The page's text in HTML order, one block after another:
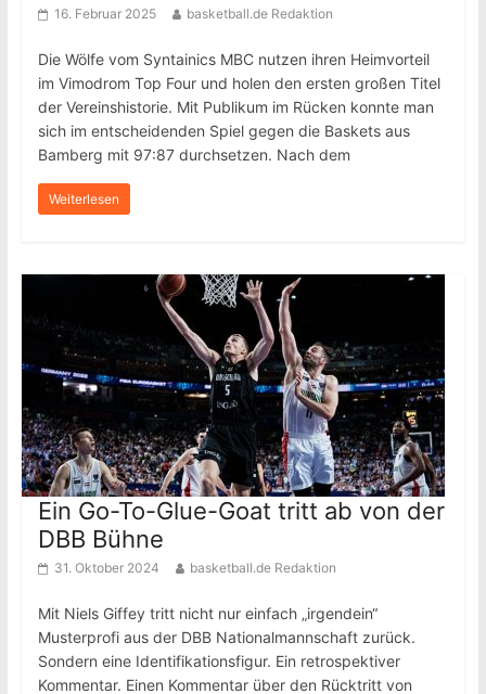
16. Februar 2025 basketball.de Redaktion
Die Wölfe vom Syntainics MBC nutzen ihren Heimvorteil
im Vimodrom Top Four und holen den ersten großen Titel
der Vereinshistorie. Mit Publikum im Rücken konnte man
sich im entscheidenden Spiel gegen die Baskets aus
Bamberg mit 97:87 durchsetzen. Nach dem
Weiterlesen
Ein Go-To-Glue-Goat tritt ab von der
DBB Bühne
31. Oktober 2024 basketball.de Redaktion
Mit Niels Giffey tritt nicht nur einfach „irgendein“
Musterprofi aus der DBB Nationalmannschaft zurück.
Sondern eine Identifikationsfigur. Ein retrospektiver
Kommentar. Einen Kommentar über den Rücktritt von